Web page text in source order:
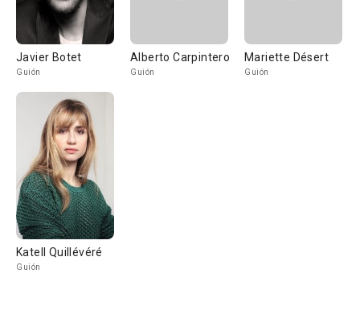
Javier Botet
Guión
Alberto Carpintero
Guión
Mariette Désert
Guión
Katell Quillévéré
Guión